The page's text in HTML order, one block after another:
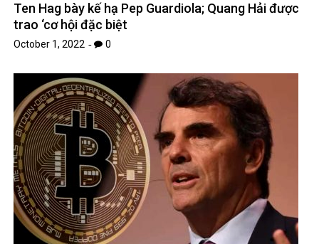
Ten Hag bày kế hạ Pep Guardiola; Quang Hải được
trao ‘cơ hội đặc biệt
October 1, 2022 0